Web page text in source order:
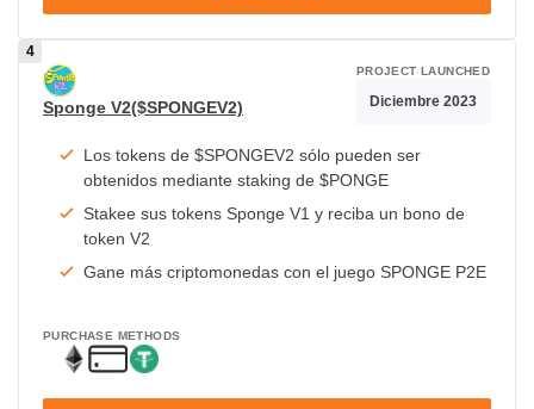
Sponge V2($SPONGEV2)
Los tokens de $SPONGEV2 sólo pueden ser
obtenidos mediante staking de $PONGE
Stakee sus tokens Sponge V1 y reciba un bono de
token V2
Gane más criptomonedas con el juego SPONGE P2E
PROJECT LAUNCHED
Diciembre 2023
PURCHASE METHODS